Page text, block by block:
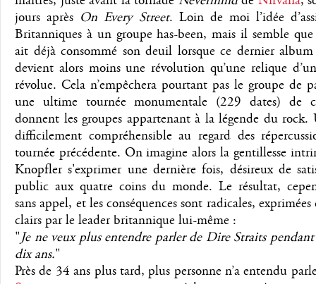
jours après On Every Street. Loin de moi l’idée
Britanniques à un groupe has-been, mais il semble
ait déjà consommé son deuil lorsque ce dernier
devient alors moins une révolution qu’une relique
révolue. Cela n’empêchera pourtant pas le groupe de
une ultime tournée monumentale (229 dates) de
donnent les groupes appartenant à la légende du rock.
difficilement compréhensible au regard des
tournée précédente. On imagine alors la gentillesse
Knopfler s'exprimer une dernière fois, désireux de
public aux quatre coins du monde. Le résultat,
sans appel, et les conséquences sont radicales,
clairs par le leader britannique lui-même :
"Je ne veux plus entendre parler de Dire Straits
dix ans."
Près de 34 ans plus tard, plus personne n’a entendu